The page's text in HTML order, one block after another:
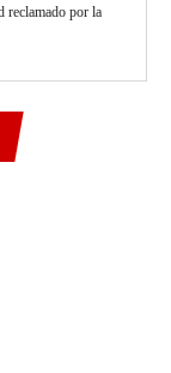
reclamado por la